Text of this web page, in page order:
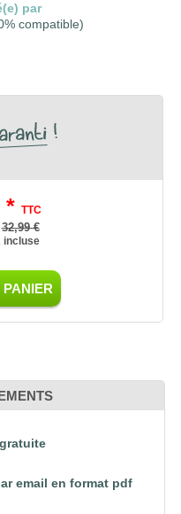
par
compatible)
* TTC
32,99 €
incluse
email en format pdf